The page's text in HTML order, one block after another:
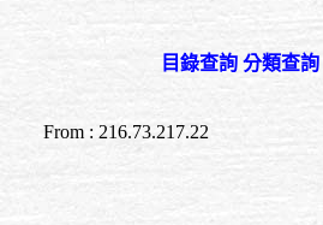
目錄查詢 分類查詢
From : 216.73.217.22